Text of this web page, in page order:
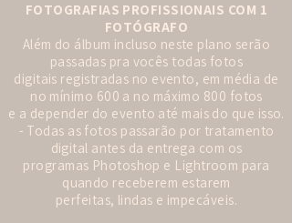
FOTOGRAFIAS PROFISSIONAIS COM 1
FOTÓGRAFO
Além do álbum incluso neste plano serão
passadas pra vocês todas fotos
digitais registradas no evento, em média de
no mínimo 600 a no máximo 800 fotos
e a depender do evento até mais do que isso.
- Todas as fotos passarão por tratamento
digital antes da entrega com os
programas Photoshop e Lightroom para
quando receberem estarem
perfeitas, lindas e impecáveis.